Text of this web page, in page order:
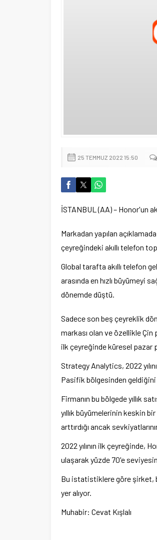
25 TEMMUZ 2022 15:50
İSTANBUL (AA) – Honor'un
Markadan yapılan
çeyreğindeki akıllı telefon
Global tarafta akıllı telefon
arasında en hızlı büyümeyi
dönemde düştü.
Sadece son beş çeyreklik
markası olan ve özellikle
ilk çeyreğinde küresel pazar
Strategy Analytics, 2022
Pasifik bölgesinden
Firmanın bu bölgede yıllık
yıllık büyümelerinin keskin
arttırdığı ancak
2022 yılının ilk çeyreğinde,
ulaşarak yüzde 70'e
Bu istatistiklere göre şirket,
yer alıyor.
Muhabir: Cevat Kışlalı
Ege
merkez tahsis